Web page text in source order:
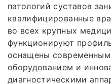
патологий суставов
квалифицированные
во всех крупных
функционируют
оснащены
оборудованием и
диагностическими